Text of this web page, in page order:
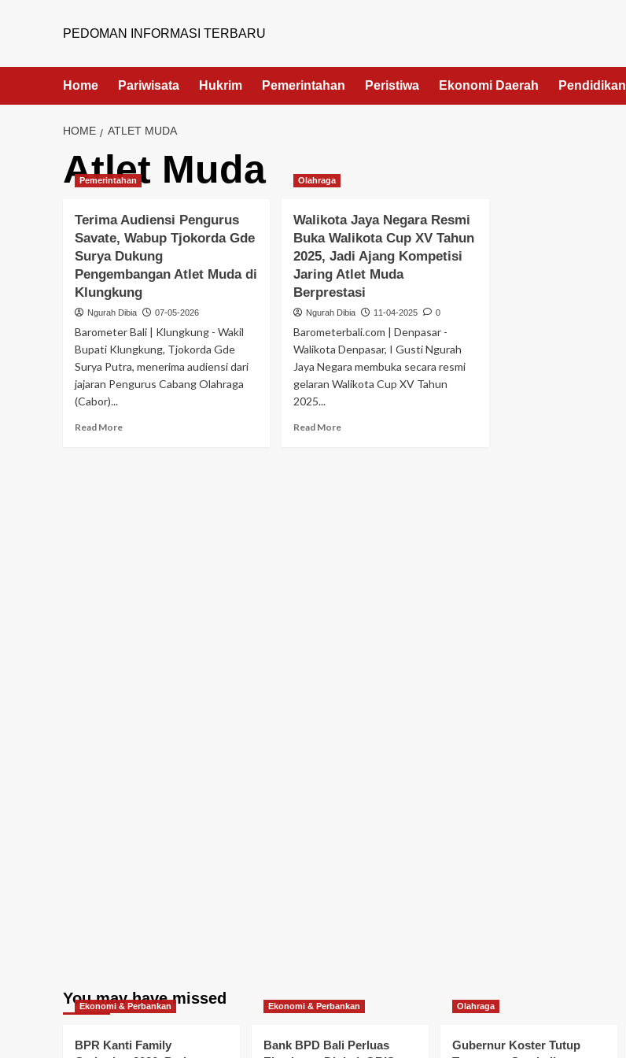
PEDOMAN INFORMASI TERBARU
Home Pariwisata Hukrim Pemerintahan Peristiwa Ekonomi Daerah Pendidikan
HOME ATLET MUDA
Atlet Muda
Pemerintahan
Terima Audiensi Pengurus
Savate, Wabup Tjokorda Gde
Surya Dukung
Pengembangan Atlet Muda di
Klungkung
Ngurah Dibia 07-05-2026
Barometer Bali | Klungkung - Wakil
Bupati Klungkung, Tjokorda Gde
Surya Putra, menerima audiensi dari
jajaran Pengurus Cabang Olahraga
(Cabor)...
Read More
Olahraga
Walikota Jaya Negara Resmi
Buka Walikota Cup XV Tahun
2025, Jadi Ajang Kompetisi
Jaring Atlet Muda
Berprestasi
Ngurah Dibia 11-04-2025 0
Barometerbali.com | Denpasar -
Walikota Denpasar, I Gusti Ngurah
Jaya Negara membuka secara resmi
gelaran Walikota Cup XV Tahun
2025...
Read More
You may have missed
Ekonomi & Perbankan
BPR Kanti Family
Ekonomi & Perbankan
Bank BPD Bali Perluas
Olahraga
Gubernur Koster Tutup